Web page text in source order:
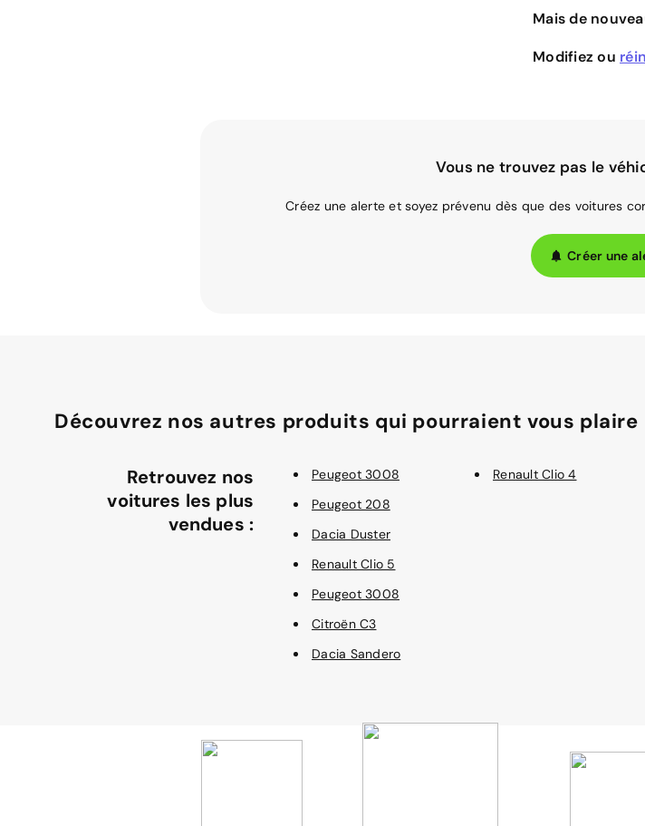
Mais de
Modifiez ou
Vous ne trouvez pas le
Créez une alerte et soyez prévenu dès que des voitures
Créer une
Découvrez nos autres produits qui pourraient vous plaire
Retrouvez nos
voitures les plus
vendues :
Peugeot 3008
Peugeot 208
Dacia Duster
Renault Clio 5
Peugeot 3008
Citroën C3
Dacia Sandero
Renault Clio 4